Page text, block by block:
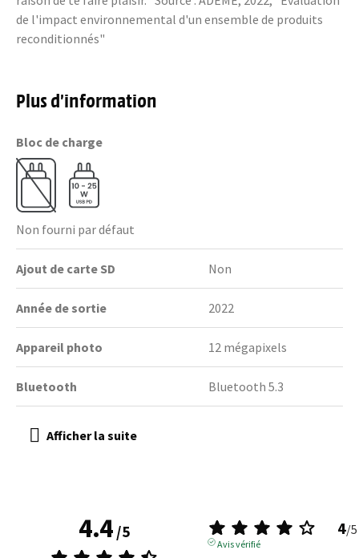
de l'impact environnemental d'un ensemble de produits
reconditionnés"
Plus d’information
Bloc de charge
Non fourni par défaut
Ajout de carte SD Non
Année de sortie 2022
Appareil photo 12 mégapixels
Bluetooth Bluetooth 5.3
4.4/5 4/5
Avis vérifié